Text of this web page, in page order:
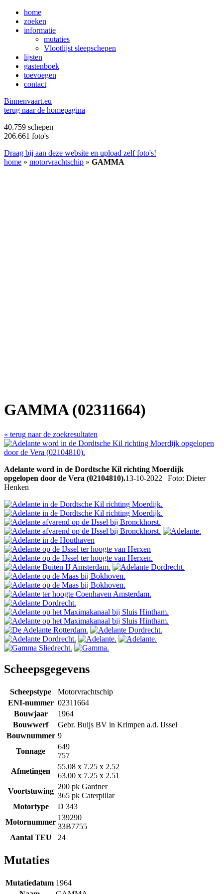
home
zoeken
informatie
mutaties
Vlootlijst sleepschepen
lijsten
gastenboek
toevoegen
contact
Binnenvaart.eu
terug naar de homepagina
40.759 schepen
206.661 foto's
Draag bij aan deze website en upload zelf foto's!
home » motorvrachtschip » GAMMA
GAMMA (02311664)
« terug naar de zoekresultaten
Adelante word in de Dordtsche Kil richting Moerdijk
opgelopen door de Vera (02104810).13-10-2022 | Foto: Dieter
Henken
Scheepsgegevens
Scheepstype
Motorvrachtschip
ENI-nummer 02311664
Bouwjaar
1964
Bouwwerf
Gebr. Buijs BV in Krimpen a.d. IJssel
Bouwnummer 9
Tonnage
649
757
Afmetingen
55.08 x 7.25 x 2.52
63.00 x 7.25 x 2.51
Voortstuwing
200 pk Gardner
365 pk Caterpillar
Motortype
D 343
Motornummer
139290
33B7755
Aantal TEU
24
Mutaties
Mutatiedatum 1964